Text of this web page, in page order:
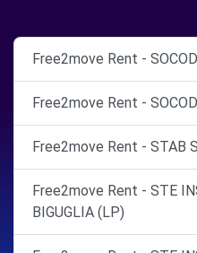
Free2move Rent -
Free2move Rent -
Free2move Rent - STAB
Free2move Rent - STE
BIGUGLIA (LP)